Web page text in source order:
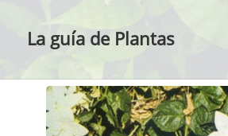
La guía de Plantas